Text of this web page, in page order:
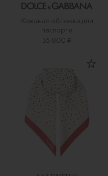
Кожаная обложка для
паспорта
35 800 ₽